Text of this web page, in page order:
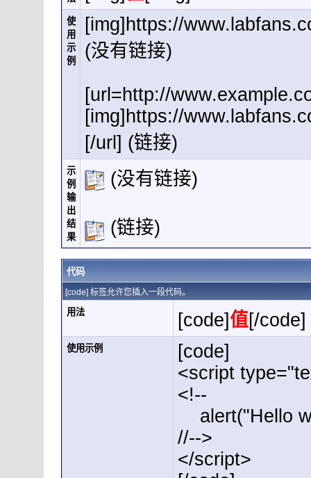
使
用
示
例
[img]https://
(没有链接)
[url=http://
[img]https://
[/url] (链接)
示
例
输
出
结
果
(没有链接)
(链接)
代码
[code] 标签允许您插入一段代码。
用法 [code]值[/code]
使用示例
[code]
<script
<!--
alert("Hello
//-->
</script>